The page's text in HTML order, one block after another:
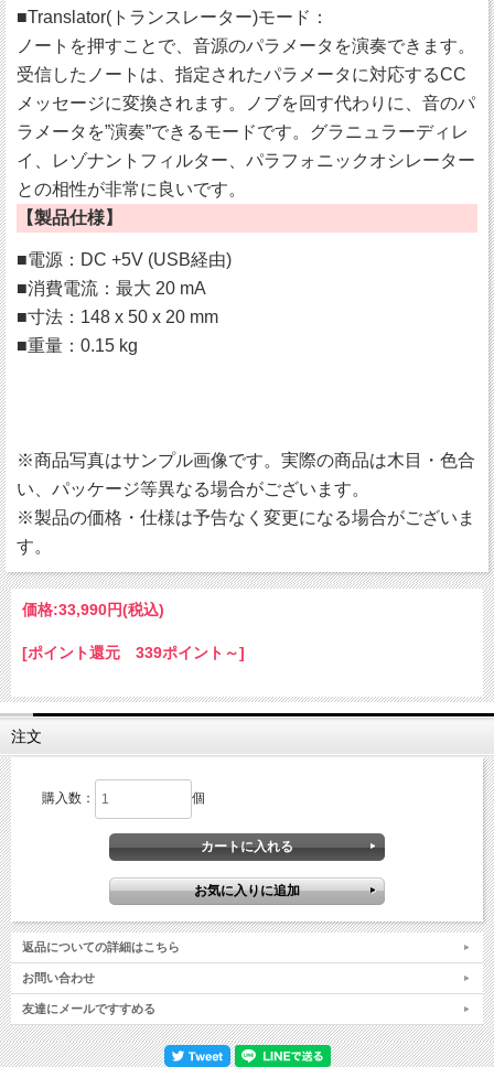
■Translator(トランスレーター)モード：
ノートを押すことで、音源のパラメータを演奏できます。
受信したノートは、指定されたパラメータに対応するCC
メッセージに変換されます。ノブを回す代わりに、音のパ
ラメータを”演奏”できるモードです。グラニュラーディレ
イ、レゾナントフィルター、パラフォニックオシレーター
との相性が非常に良いです。
【製品仕様】
■電源：DC +5V (USB経由)
■消費電流：最大 20 mA
■寸法：148 x 50 x 20 mm
■重量：0.15 kg
※商品写真はサンプル画像です。実際の商品は木目・色合
い、パッケージ等異なる場合がございます。
※製品の価格・仕様は予告なく変更になる場合がございま
す。
価格:33,990円(税込)
[ポイント還元 339ポイント～]
注文
購入数： 個
返品についての詳細はこちら
お問い合わせ
友達にメールですすめる